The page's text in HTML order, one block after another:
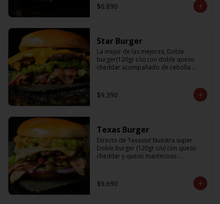
$6.890
Star Burger
La mejor de las mejores, Doble
burger(120gr c/u) con doble queso
cheddar acompañado de cebolla
$9.390
Texas Burger
Directo de Texasss! Nuestra super
Doble burger (120gr c/u) con queso
cheddar y queso mantecoso
sabroso guamacole
$9.690